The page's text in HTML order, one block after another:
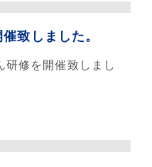
致しました。
研修を開催致しまし